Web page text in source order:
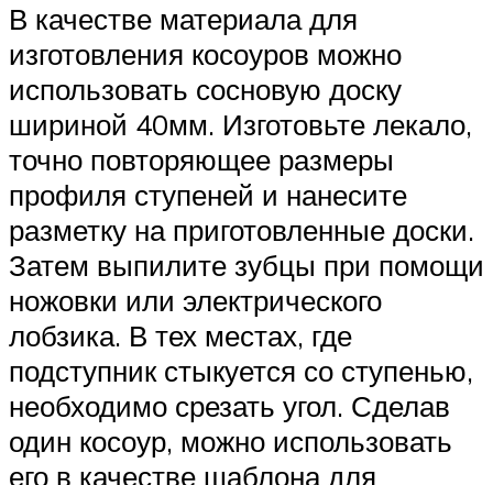
В качестве материала для
изготовления косоуров можно
использовать сосновую доску
шириной 40мм. Изготовьте лекало,
точно повторяющее размеры
профиля ступеней и нанесите
разметку на приготовленные доски.
Затем выпилите зубцы при помощи
ножовки или электрического
лобзика. В тех местах, где
подступник стыкуется со ступенью,
необходимо срезать угол. Сделав
один косоур, можно использовать
его в качестве шаблона для